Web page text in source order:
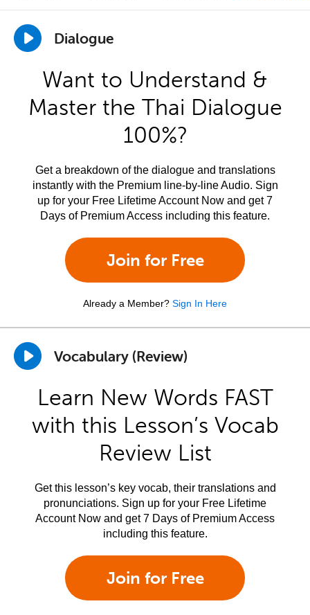
Dialogue
Want to Understand &
Master the Thai Dialogue
100%?
Get a breakdown of the dialogue and translations
instantly with the Premium line-by-line Audio. Sign
up for your Free Lifetime Account Now and get 7
Days of Premium Access including this feature.
Join for Free
Already a Member? Sign In Here
Vocabulary (Review)
Learn New Words FAST
with this Lesson’s Vocab
Review List
Get this lesson’s key vocab, their translations and
pronunciations. Sign up for your Free Lifetime
Account Now and get 7 Days of Premium Access
including this feature.
Join for Free